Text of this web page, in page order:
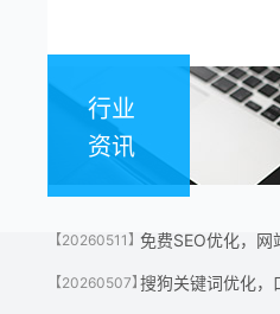
行业
资讯
【20260511】
【20260507】